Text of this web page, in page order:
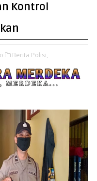
Kontrol
Berita Polisi,